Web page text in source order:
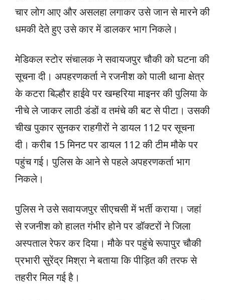
चार लोग आए और असलहा लगाकर उसे जान से मारने की
धमकी देते हुए उसे कार में डालकर भाग निकले।
मेडिकल स्टोर संचालक ने सवायजपुर चौकी को घटना की
सूचना दी। अपहरणकर्ता ने रजनीश को पाली थाना क्षेत्र
के कटरा बिल्हौर हाईवे पर खम्हरिया माइनर की पुलिया के
नीचे ले जाकर लाठी डंडों व तमंचे की बट से पीटा। उसकी
चीख पुकार सुनकर राहगीरों ने डायल 112 पर सूचना
दी। करीब 15 मिनट पर डायल 112 की टीम मौके पर
पहुंच गई। पुलिस के आने से पहले अपहरणकर्ता भाग
निकले।
पुलिस ने उसे सवायजपुर सीएचसी में भर्ती कराया। जहां
से रजनीश को हालत गंभीर होने पर डॉक्टरों ने जिला
अस्पताल रेफर कर दिया। मौके पर पहुंचे रूपापुर चौकी
प्रभारी सुरेंद्र मिश्रा ने बताया कि पीड़ित की तरफ से
तहरीर मिल गई है।